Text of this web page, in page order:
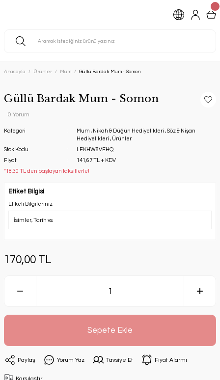
Anasayfa Ürünler Mum Güllü Bardak Mum - Somon
Güllü Bardak Mum - Somon
0 Yorum
Kategori Mum , Nikah & Düğün Hediyelikleri ,Söz & Nişan
Hediyelikleri , Ürünler
Stok Kodu
LFKHW8VEHQ
Fiyat
141,67 TL + KDV
*18,30 TL den başlayan taksitlerle!
Etiket Bilgisi
Etiketi Bilgileriniz
170,00 TL
Sepete Ekle
Paylaş Yorum Yaz Tavsiye Et Fiyat Alarmı
Karşılaştır